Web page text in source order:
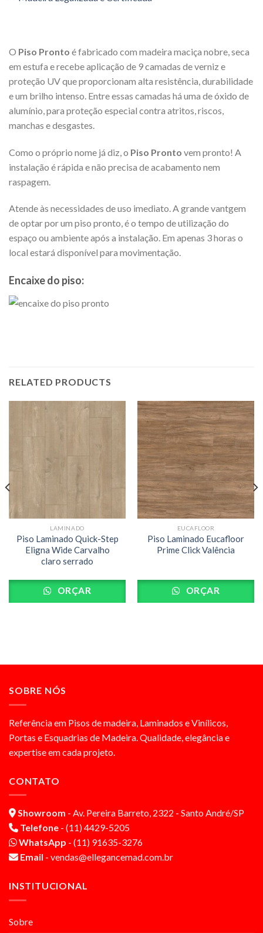
O Piso Pronto é fabricado com madeira maciça nobre, seca
em estufa e recebe aplicação de 9 camadas de verniz e
proteção UV que proporcionam alta resistência, durabilidade
e um brilho intenso. Entre essas camadas há uma de óxido de
alumínio, para proteção especial contra atritos, riscos,
manchas e desgastes.
Como o próprio nome já diz, o Piso Pronto vem pronto! A
instalação é rápida e não precisa de acabamento nem
raspagem.
Atende às necessidades de uso imediato. A grande vantgem
de optar por um piso pronto, é o tempo de utilização do
espaço ou ambiente após a instalação. Em apenas 3 horas o
local estará disponível para movimentação.
Encaixe do piso:
RELATED PRODUCTS
LAMINADO
Piso Laminado Quick-Step
Eligna Wide Carvalho
claro serrado
ORÇAR
EUCAFLOOR
Piso Laminado Eucafloor
Prime Click Valência
ORÇAR
SOBRE NÓS
Referência em Pisos de madeira, Laminados e Vinílicos,
Portas e Esquadrias de Madeira. Qualidade, elegância e
expertise em cada projeto.
CONTATO
Showroom - Av. Pereira Barreto, 2322 - Santo André/SP
Telefone - (11) 4429-5205
WhatsApp - (11) 91635-3276
Email - vendas@ellegancemad.com.br
INSTITUCIONAL
Sobre